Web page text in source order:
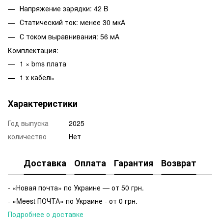
Напряжение зарядки: 42 B
Статический ток: менее 30 мкА
С током выравнивания: 56 мА
Комплектация:
1 × bms плата
1 х кабель
Характеристики
Год выпуска
2025
количество
Нет
Доставка Оплата Гарантия Возврат
- «Новая почта» по Украине — от 50 грн.
- «Meest ПОЧТА» по Украине - от 0 грн.
Подробнее о доставке